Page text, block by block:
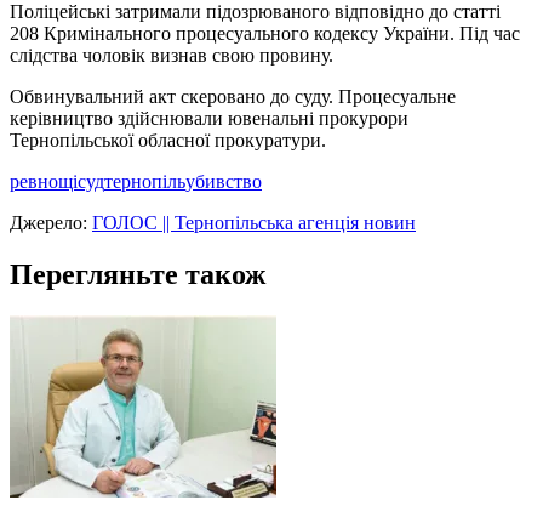
Поліцейські затримали підозрюваного відповідно до статті
208 Кримінального процесуального кодексу України. Під час
слідства чоловік визнав свою провину.
Обвинувальний акт скеровано до суду. Процесуальне
керівництво здійснювали ювенальні прокурори
Тернопільської обласної прокуратури.
ревнощісудтернопільубивство
Джерело: ГОЛОС || Тернопільська агенція новин
Перегляньте також